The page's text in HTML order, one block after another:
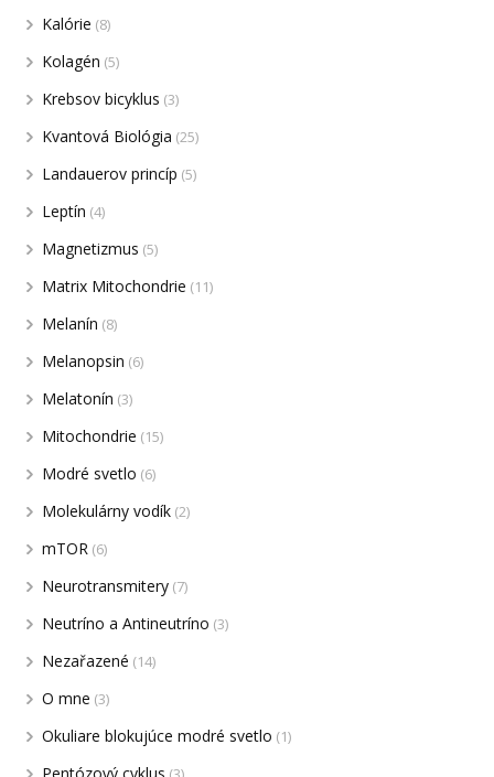
Kalórie (8)
Kolagén (5)
Krebsov bicyklus (3)
Kvantová Biológia (25)
Landauerov princíp (5)
Leptín (4)
Magnetizmus (5)
Matrix Mitochondrie (11)
Melanín (8)
Melanopsin (6)
Melatonín (3)
Mitochondrie (15)
Modré svetlo (6)
Molekulárny vodík (2)
mTOR (6)
Neurotransmitery (7)
Neutríno a Antineutríno (3)
Nezařazené (14)
O mne (3)
Okuliare blokujúce modré svetlo (1)